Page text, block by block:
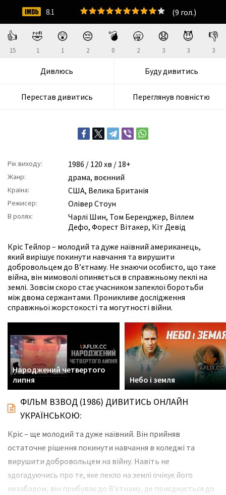
👍
15
🤣
1
😲
1
😔
2
💣
0
🥱
2
😧
3
😈
3
👎
3
Дивлюсь Буду дивитись
Перестав дивитись Переглянув повністю
Рік виходу: 1986 / 120 хв / 18+
Жанр: драма, воєнний
Країна: США, Велика Британія
Режисер: Олівер Стоун
В ролях: Чарлі Шин, Том Беренджер, Віллем
Дефо, Форест Вітакер, Кіт Девід
Кріс Тейлор – молодий та дуже наївний американець,
який вирішує покинути навчання та вирушити
добровольцем до В’єтнаму. Не знаючи особисто, що таке
війна, він мимоволі опиняється в справжньому пеклі на
землі. Зовсім скоро стає учасником запеклої боротьби
між двома сержантами. Проникливе дослідження
справжньої жорстокості та могутності війни.
(9 гол.)
8.1
Народжений четвертого
липня
Небо і земля
ФІЛЬМ ВЗВОД (1986) ДИВИТИСЬ ОНЛАЙН
УКРАЇНСЬКОЮ:
Кріс – ще молодий та дуже наївний. Він прийняв
остаточне рішення покинути навчання в коледжі та
вирушити добровольцем на війну. Навіть не
здогадуючись про те, яке пекло на землі очікує його
незабаром, він прибуває до В’єтнаму, де приєднується до